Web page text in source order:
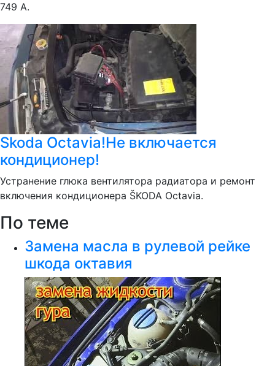
749 A.
Skoda Octavia!Не включается
кондиционер!
Устранение глюка вентилятора радиатора и ремонт
включения кондиционера ŠKODA Octavia.
По теме
Замена масла в рулевой рейке
шкода октавия